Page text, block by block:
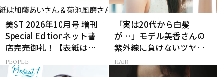
美ST 2026年10月号 増刊
Special Editionネット書
店完売御礼！【表紙は加
藤あいさん＆菊池風磨さ
ん】
PEOPLE
「実は20代から白髪
が…」モデル美香さんの
紫外線に負けないツヤ美
髪ケア
HAIR